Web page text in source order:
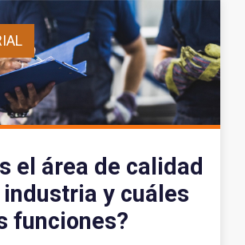
el área de calidad
industria y cuáles
funciones?